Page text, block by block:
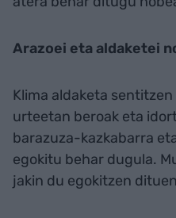
Arazoei eta aldaketei
Klima aldaketa
urteetan beroak eta
barazuza-kazkabarra
egokitu behar dugula.
jakin du egokitzen